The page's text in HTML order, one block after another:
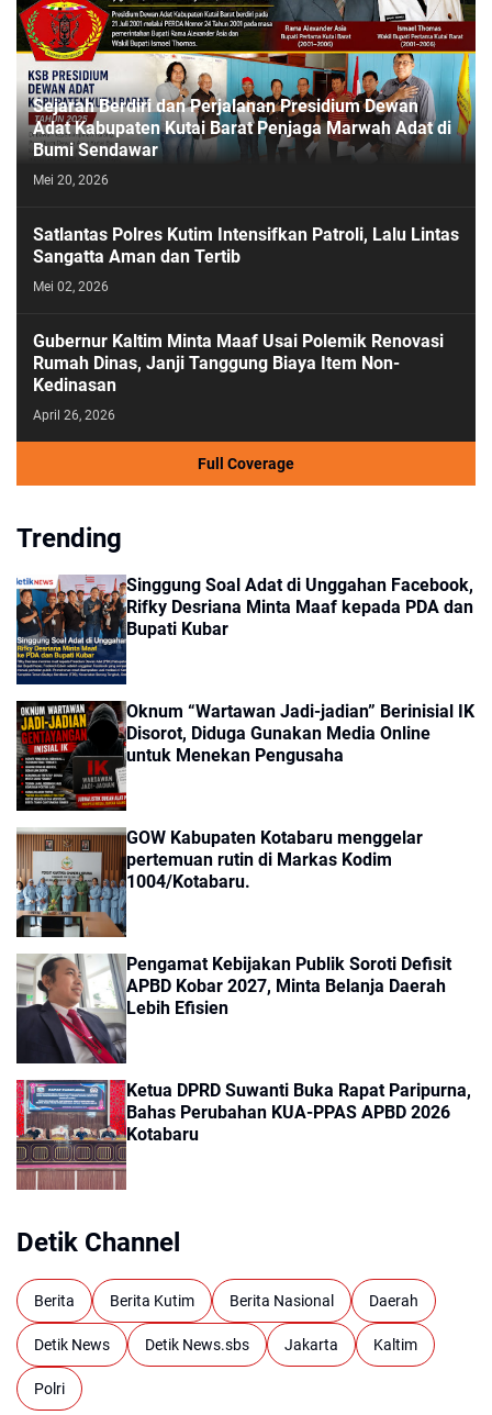
Sejarah Berdiri dan Perjalanan Presidium Dewan
Adat Kabupaten Kutai Barat Penjaga Marwah Adat di
Bumi Sendawar
Mei 20, 2026
Satlantas Polres Kutim Intensifkan Patroli, Lalu Lintas
Sangatta Aman dan Tertib
Mei 02, 2026
Gubernur Kaltim Minta Maaf Usai Polemik Renovasi
Rumah Dinas, Janji Tanggung Biaya Item Non-
Kedinasan
April 26, 2026
Full Coverage
Trending
Singgung Soal Adat di Unggahan Facebook,
Rifky Desriana Minta Maaf kepada PDA dan
Bupati Kubar
Oknum “Wartawan Jadi-jadian” Berinisial IK
Disorot, Diduga Gunakan Media Online
untuk Menekan Pengusaha
GOW Kabupaten Kotabaru menggelar
pertemuan rutin di Markas Kodim
1004/Kotabaru.
Pengamat Kebijakan Publik Soroti Defisit
APBD Kobar 2027, Minta Belanja Daerah
Lebih Efisien
Ketua DPRD Suwanti Buka Rapat Paripurna,
Bahas Perubahan KUA-PPAS APBD 2026
Kotabaru
Detik Channel
Berita Berita Kutim Berita Nasional Daerah
Detik News Detik News.sbs Jakarta Kaltim
Polri